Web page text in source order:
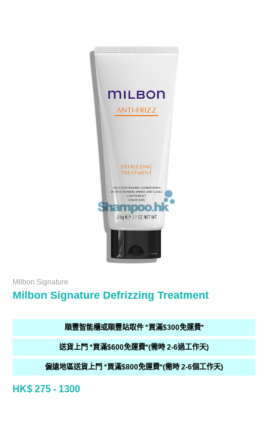
Milbon Signature
Milbon Signature Defrizzing Treatment
順豐智能櫃或順豐站取件 *買滿$300免運費*
送貨上門 *買滿$600免運費*(需時 2-6過工作天)
偏遠地區送貨上門 *買滿$800免運費*(需時 2-6個工作天)
HK$ 275 - 1300